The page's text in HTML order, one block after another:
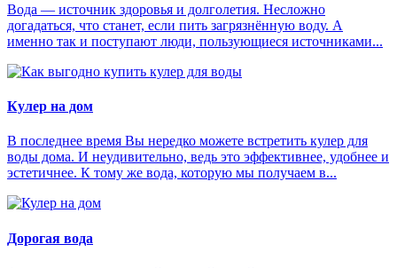
Вода — источник здоровья и долголетия. Несложно
догадаться, что станет, если пить загрязнённую воду. А
именно так и поступают люди, пользующиеся источниками...
Кулер на дом
В последнее время Вы нередко можете встретить кулер для
воды дома. И неудивительно, ведь это эффективнее, удобнее и
эстетичнее. К тому же вода, которую мы получаем в...
Дорогая вода